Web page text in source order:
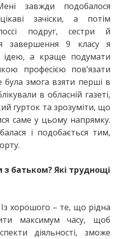
завжди подобалося
зачіски, а потім
подруг, сестри й
завершення 9 класу я
ідею, а краще подумати
професією пов’язати
змога взяти перші в
в обласній газеті,
гурток та зрозуміти, що
саме у цьому напрямку.
і подобається тим,
з батьком? Які труднощі
хорошого – те, що рідна
максимум часу, щоб
діяльності, зможе